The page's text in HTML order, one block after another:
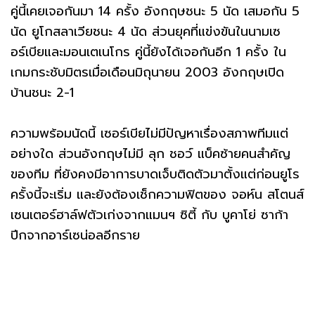
คู่นี้เคยเจอกันมา 14 ครั้ง อังกฤษชนะ 5 นัด เสมอกัน 5
นัด ยูโกสลาเวียชนะ 4 นัด ส่วนยุคที่แข่งขันในนามเซ
อร์เบียและมอนเตเนโกร คู่นี้ยังได้เจอกันอีก 1 ครั้ง ใน
เกมกระชับมิตรเมื่อเดือนมิถุนายน 2003 อังกฤษเปิด
บ้านชนะ 2-1
ความพร้อมนัดนี้ เซอร์เบียไม่มีปัญหาเรื่องสภาพทีมแต่
อย่างใด ส่วนอังกฤษไม่มี ลุก ชอว์ แบ็คซ้ายคนสำคัญ
ของทีม ที่ยังคงมีอาการบาดเจ็บติดตัวมาตั้งแต่ก่อนยูโร
ครั้งนี้จะเริ่ม และยังต้องเช็กความฟิตของ จอห์น สโตนส์
เซนเตอร์ฮาล์ฟตัวเก่งจากแมนฯ ซิตี้ กับ บูคาโย่ ซาก้า
ปีกจากอาร์เซน่อลอีกราย